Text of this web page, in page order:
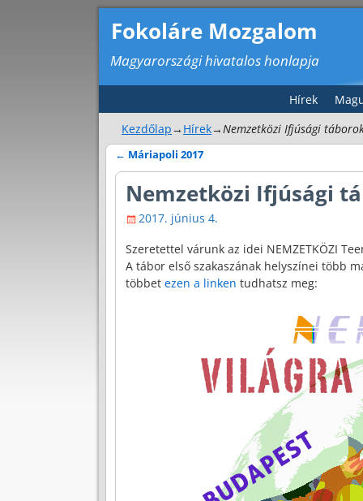
Fokoláre Mozgalom
Magyarországi hivatalos honlapja
Hírek
Kezdőlap→ Hírek→ Nemzetközi Ifjúsági
Bejegyzés navigáció
← Máriapoli 2017
Nemzetközi Ifjúsági
2017. június 4.
Szeretettel várunk az idei NEMZETKÖZI
A tábor első szakaszának helyszínei több
többet ezen a linken tudhatsz meg: